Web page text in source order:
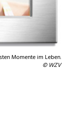
Momente im Leben.
© WZV